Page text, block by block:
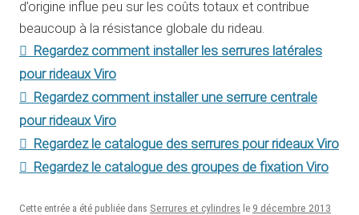
d’origine influe peu sur les coûts totaux et contribue
beaucoup à la résistance globale du rideau.
Regardez comment installer les serrures latérales
pour rideaux Viro
Regardez comment installer une serrure centrale
pour rideaux Viro
Regardez le catalogue des serrures pour rideaux Viro
Regardez le catalogue des groupes de fixation Viro
Cette entrée a été publiée dans Serrures et cylindres le 9 décembre 2013